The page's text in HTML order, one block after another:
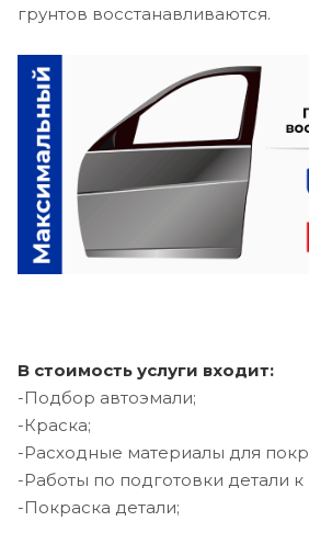
грунтов восстанавливаются.
В стоимость услуги входит:
-Подбор автоэмали;
-Краска;
-Расходные материалы для
-Работы по подготовки детали к
-Покраска детали;